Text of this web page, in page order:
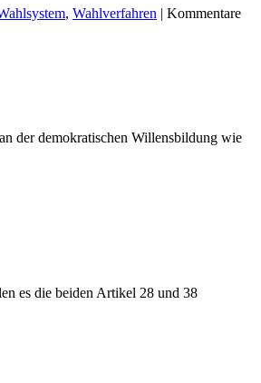
, Wahlverfahren | Kommentare
der demokratischen Willensbildung wie
es die beiden Artikel 28 und 38